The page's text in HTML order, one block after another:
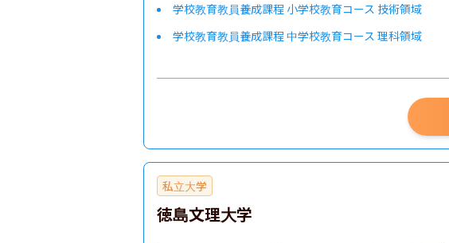
学校教育教員養成課程 小学校教育コース 技術領域
学校教育教員養成課程 中学校教育コース 理科領域
私立大学
徳島文理大学